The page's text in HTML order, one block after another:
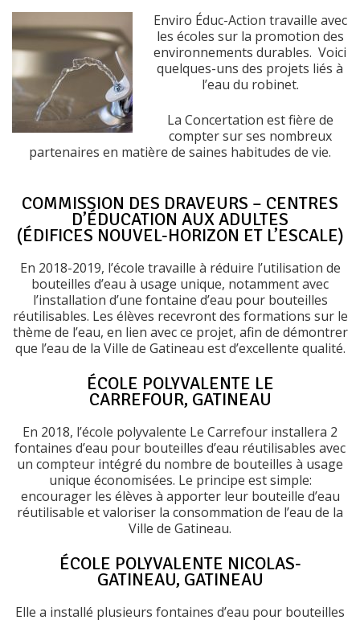
Enviro Éduc-Action travaille avec
les écoles sur la promotion des
environnements durables. Voici
quelques-uns des projets liés à
l’eau du robinet.
La Concertation est fière de
compter sur ses nombreux
partenaires en matière de saines habitudes de vie.
COMMISSION DES DRAVEURS – CENTRES
D’ÉDUCATION AUX ADULTES
(ÉDIFICES NOUVEL-HORIZON ET L’ESCALE)
En 2018-2019, l’école travaille à réduire l’utilisation de
bouteilles d’eau à usage unique, notamment avec
l’installation d’une fontaine d’eau pour bouteilles
réutilisables. Les élèves recevront des formations sur le
thème de l’eau, en lien avec ce projet, afin de démontrer
que l’eau de la Ville de Gatineau est d’excellente qualité.
ÉCOLE POLYVALENTE LE
CARREFOUR, GATINEAU
En 2018, l’école polyvalente Le Carrefour installera 2
fontaines d’eau pour bouteilles d’eau réutilisables avec
un compteur intégré du nombre de bouteilles à usage
unique économisées. Le principe est simple:
encourager les élèves à apporter leur bouteille d’eau
réutilisable et valoriser la consommation de l’eau de la
Ville de Gatineau.
ÉCOLE POLYVALENTE NICOLAS-
GATINEAU, GATINEAU
Elle a installé plusieurs fontaines d’eau pour bouteilles